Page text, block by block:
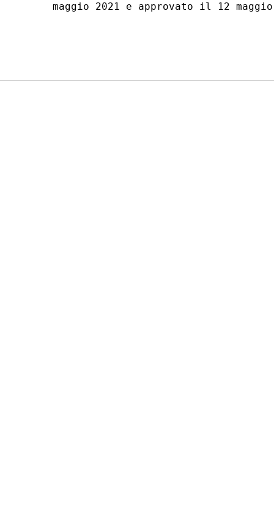
maggio 2021 e approvato il 12